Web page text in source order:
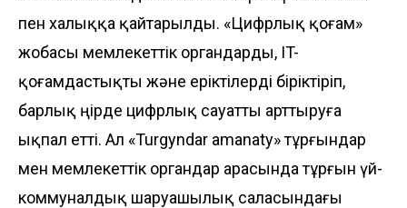
пен х­алыққа қайтарылды. «Цифрлық қоғам»
жобасы мемлекеттік органдарды, IT-
қоғамдастықты және еріктілерді бірік­тіріп,
барлық өңірде цифрлық сауатты арт­тыруға
ықпал етті. Ал «Turgyndar amanaty» тұрғындар
мен мемлекеттік орган­дар арасында тұрғын үй-
коммуналдық ша­руа­­шылық саласындағы